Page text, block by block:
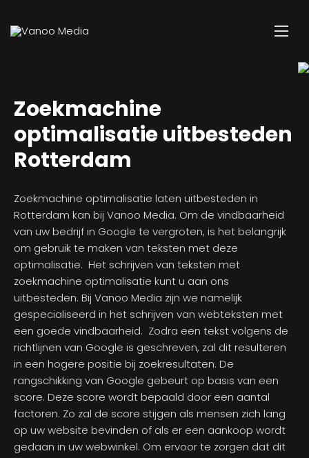
Zoekmachine
optimalisatie uitbesteden
Rotterdam
Zoekmachine optimalisatie laten uitbesteden in
Rotterdam kan bij Vanoo Media. Om de vindbaarheid
van uw bedrijf in Google te vergroten, is het belangrijk
om gebruik te maken van teksten met deze
optimalisatie. Het schrijven van teksten met
zoekmachine optimalisatie kunt u aan ons
uitbesteden. Bij Vanoo Media zijn we namelijk
gespecialiseerd in het schrijven van webteksten met
een goede vindbaarheid. Zodra een tekst volgens de
richtlijnen van Google is geschreven, zal dit resulteren
in een hogere positie bij zoekresultaten. De
rangschikking van Google gebeurt op basis van een
score. Deze score wordt bepaald door een aantal
factoren. Zo zal de score stijgen als mensen zich lang
op uw website bevinden of als er een aankoop wordt
gedaan in uw webwinkel. Om ervoor te zorgen dat dit